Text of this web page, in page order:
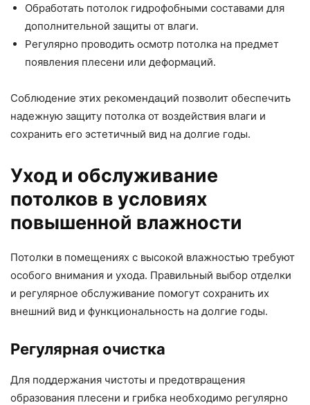
Обработать потолок гидрофобными составами для
дополнительной защиты от влаги.
Регулярно проводить осмотр потолка на предмет
появления плесени или деформаций.
Соблюдение этих рекомендаций позволит обеспечить
надежную защиту потолка от воздействия влаги и
сохранить его эстетичный вид на долгие годы.
Уход и обслуживание
потолков в условиях
повышенной влажности
Потолки в помещениях с высокой влажностью требуют
особого внимания и ухода. Правильный выбор отделки
и регулярное обслуживание помогут сохранить их
внешний вид и функциональность на долгие годы.
Регулярная очистка
Для поддержания чистоты и предотвращения
образования плесени и грибка необходимо регулярно